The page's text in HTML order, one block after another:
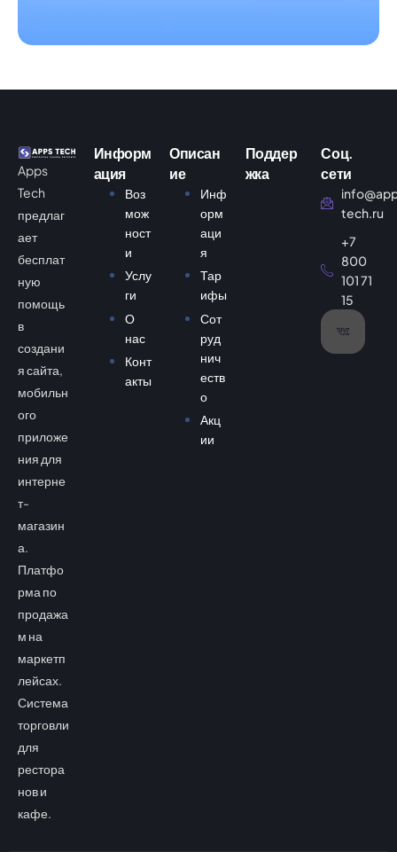
Apps
Tech
предлаг
ает
бесплат
ную
помощь
в
создани
я сайта,
мобильн
ого
приложе
ния для
интерне
т-
магазин
а.
Платфо
рма по
продажа
м на
маркетп
лейсах.
Система
торговли
для
рестора
нов и
кафе.
Информ
ация
Воз
мож
ност
и
Услу
ги
О
нас
Конт
акты
Описан
ие
Инф
орм
аци
я
Тар
ифы
Сот
руд
нич
еств
о
Акц
ии
Поддер
жка
Соц.
сети
tech.ru
+7
800
101 71
15